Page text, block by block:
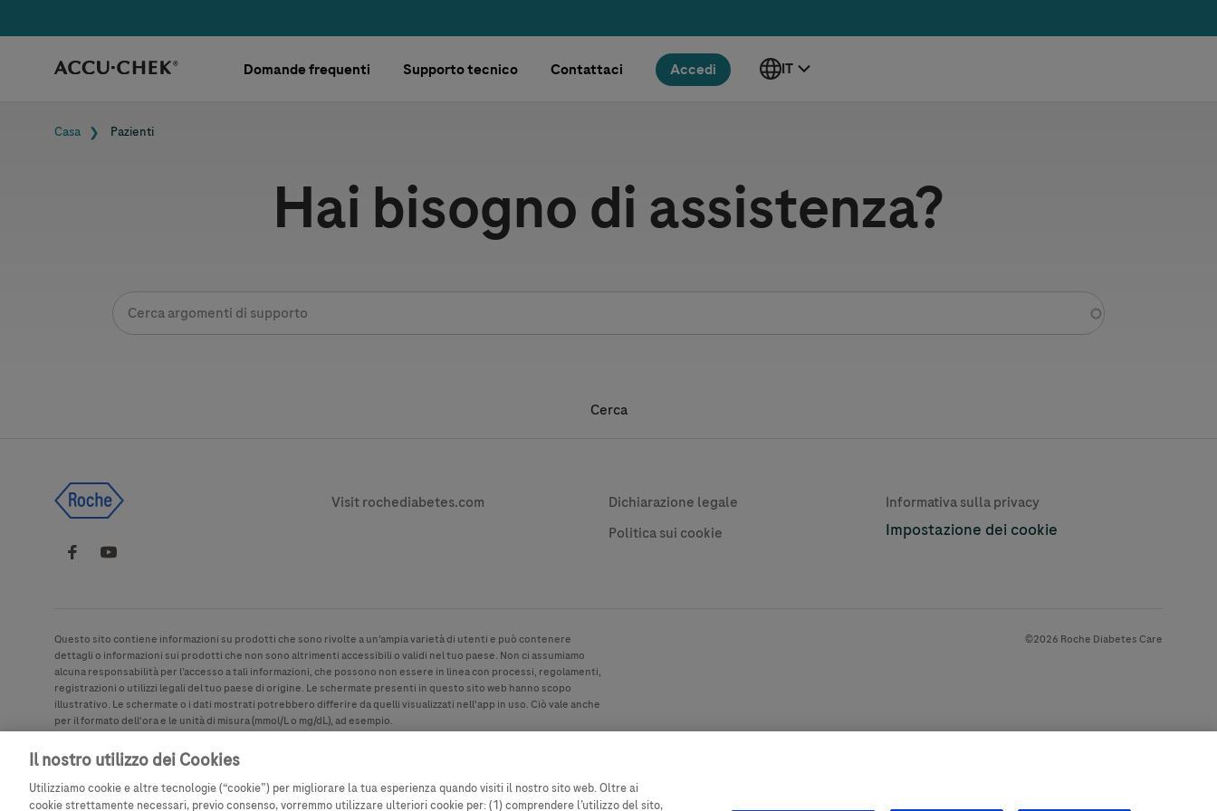
Domande frequenti Supporto tecnico Contattaci Accedi IT
Briciole di pane
Casa Pazienti
Hai bisogno di assistenza?
Cerca
Legal & Privacy
Visit rochediabetes.com Contact
Dichiarazione legale
Politica sui cookie
Learn More
Informativa sulla privacy
Impostazione dei cookie
Questo sito contiene informazioni su prodotti che sono rivolte a un’ampia varietà di utenti e può contenere
dettagli o informazioni sui prodotti che non sono altrimenti accessibili o validi nel tuo paese. Non ci assumiamo
alcuna responsabilità per l’accesso a tali informazioni, che possono non essere in linea con processi, regolamenti,
registrazioni o utilizzi legali del tuo paese di origine. Le schermate presenti in questo sito web hanno scopo
illustrativo. Le schermate o i dati mostrati potrebbero differire da quelli visualizzati nell'app in uso. Ciò vale anche
per il formato dell'ora e le unità di misura (mmol/L o mg/dL), ad esempio.
©2026 Roche Diabetes Care
Il nostro utilizzo dei Cookies
Utilizziamo cookie e altre tecnologie (“cookie”) per migliorare la tua esperienza quando visiti il nostro sito web. Oltre ai
cookie strettamente necessari, previo consenso, vorremmo utilizzare ulteriori cookie per: (1) comprendere l’utilizzo del sito,